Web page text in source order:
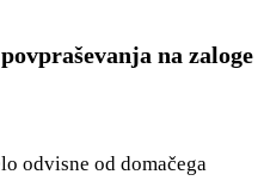
na zaloge
odvisne od domačega